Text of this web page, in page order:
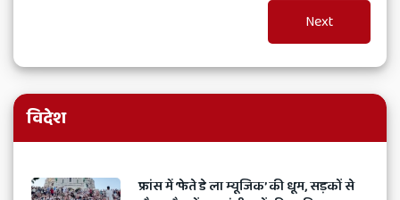
Next
विदेश
​फ्रांस में ‘फेते डे ला म्यूजिक’ की धूम, सड़कों से